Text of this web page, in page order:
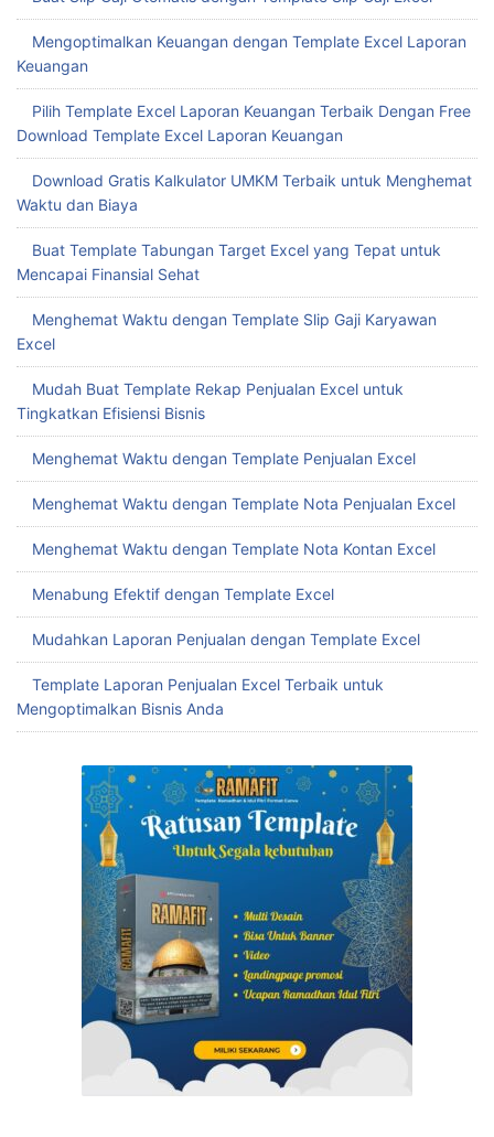
Mengoptimalkan Keuangan dengan Template Excel Laporan
Keuangan
Pilih Template Excel Laporan Keuangan Terbaik Dengan Free
Download Template Excel Laporan Keuangan
Download Gratis Kalkulator UMKM Terbaik untuk Menghemat
Waktu dan Biaya
Buat Template Tabungan Target Excel yang Tepat untuk
Mencapai Finansial Sehat
Menghemat Waktu dengan Template Slip Gaji Karyawan
Excel
Mudah Buat Template Rekap Penjualan Excel untuk
Tingkatkan Efisiensi Bisnis
Menghemat Waktu dengan Template Penjualan Excel
Menghemat Waktu dengan Template Nota Penjualan Excel
Menghemat Waktu dengan Template Nota Kontan Excel
Menabung Efektif dengan Template Excel
Mudahkan Laporan Penjualan dengan Template Excel
Template Laporan Penjualan Excel Terbaik untuk
Mengoptimalkan Bisnis Anda